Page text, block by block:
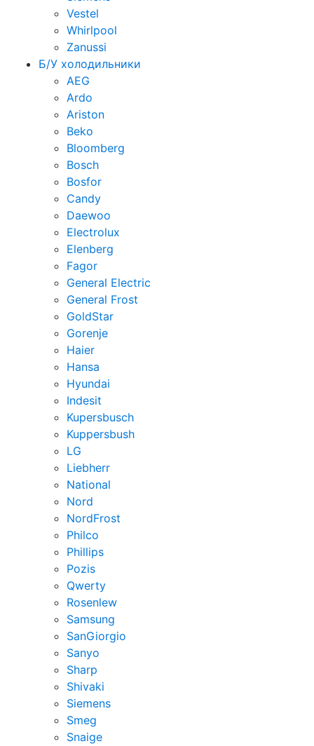
Vestel
Whirlpool
Zanussi
Б/У холодильники
AEG
Ardo
Ariston
Beko
Bloomberg
Bosch
Bosfor
Candy
Daewoo
Electrolux
Elenberg
Fagor
General Electric
General Frost
GoldStar
Gorenje
Haier
Hansa
Hyundai
Indesit
Kupersbusch
Kuppersbush
LG
Liebherr
National
Nord
NordFrost
Philco
Phillips
Pozis
Qwerty
Rosenlew
Samsung
SanGiorgio
Sanyo
Sharp
Shivaki
Siemens
Smeg
Snaige